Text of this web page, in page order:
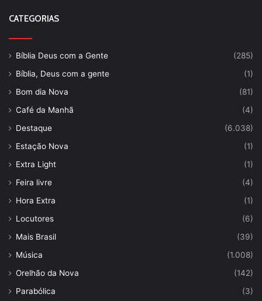
CATEGORIAS
Bíblia Deus com a Gente
(285)
Bíblia, Deus com a gente
(1)
Bom dia Nova
(81)
Café da Manhã
(4)
Destaque
(6.038)
Estação Nova
(1)
Extra Light
(1)
Feira livre
(4)
Hora Extra
(1)
Locutores
(6)
Mais Brasil
(39)
Música
(1.008)
Orelhão da Nova
(142)
Parabólica
(3)